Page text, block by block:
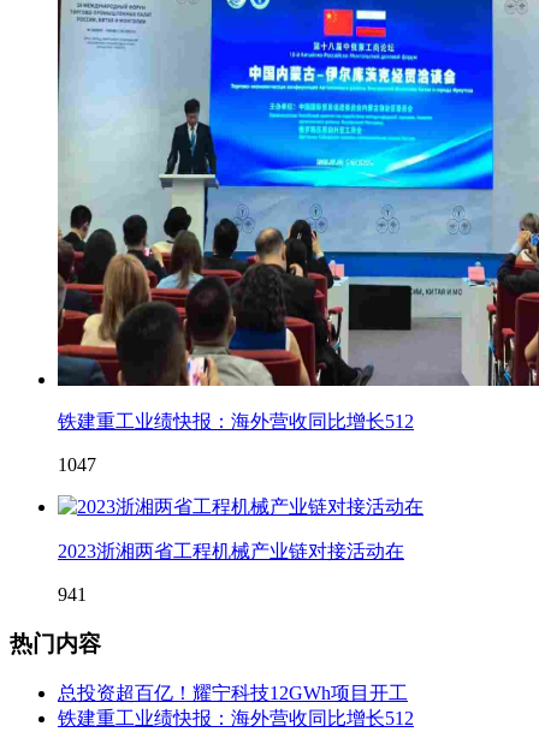
铁建重工业绩快报：海外营收同比增长512
1047
2023浙湘两省工程机械产业链对接活动在
941
热门内容
总投资超百亿！耀宁科技12GWh项目开工
铁建重工业绩快报：海外营收同比增长512